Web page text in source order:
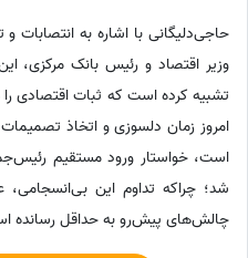
حاجی‌دلیگانی با اشاره به
وزیر اقتصاد و رئیس بانک مرکزی،
تشبیه کرده است که ثبات اقتصادی
امروز زمان دلسوزی و اتخاذ
است، خواستار ورود مستقیم
شد؛ چراکه تداوم این بی‌انسجامی،
چالش‌های پیش‌رو به حداقل رسانده